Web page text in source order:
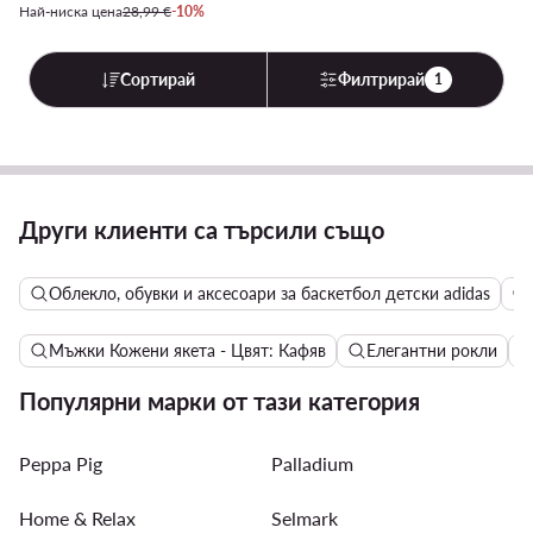
Най-ниска цена28,99 €-10%
Сортирай Филтрирай 1
Други клиенти са търсили също
Облекло, обувки и аксесоари за баскетбол детски adidas
Мъжки Кожени якета - Цвят: Кафяв Елегантни рокли
Популярни марки от тази категория
Peppa Pig Palladium
Home & Relax Selmark